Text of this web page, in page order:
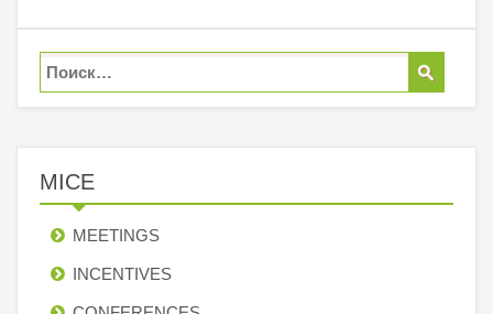
MICE
MEETINGS
INCENTIVES